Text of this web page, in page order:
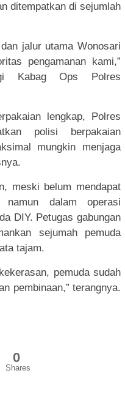
ditempatkan di sejumlah
jalur utama Wonosari
pengamanan kami,”
Kabag Ops Polres
lengkap, Polres
polisi berpakaian
mungkin menjaga
meski belum mendapat
dalam operasi
DIY. Petugas gabungan
sejumah pemuda
tajam.
pemuda sudah
pembinaan,” terangnya.
0
Shares